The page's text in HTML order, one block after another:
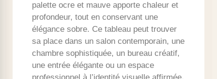
palette ocre et mauve apporte chaleur et
profondeur, tout en conservant une
élégance sobre. Ce tableau peut trouver
sa place dans un salon contemporain, une
chambre sophistiquée, un bureau créatif,
une entrée élégante ou un espace